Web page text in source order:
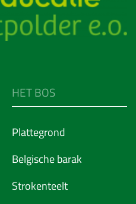
HET BOS
Plattegrond
Belgische barak
Strokenteelt